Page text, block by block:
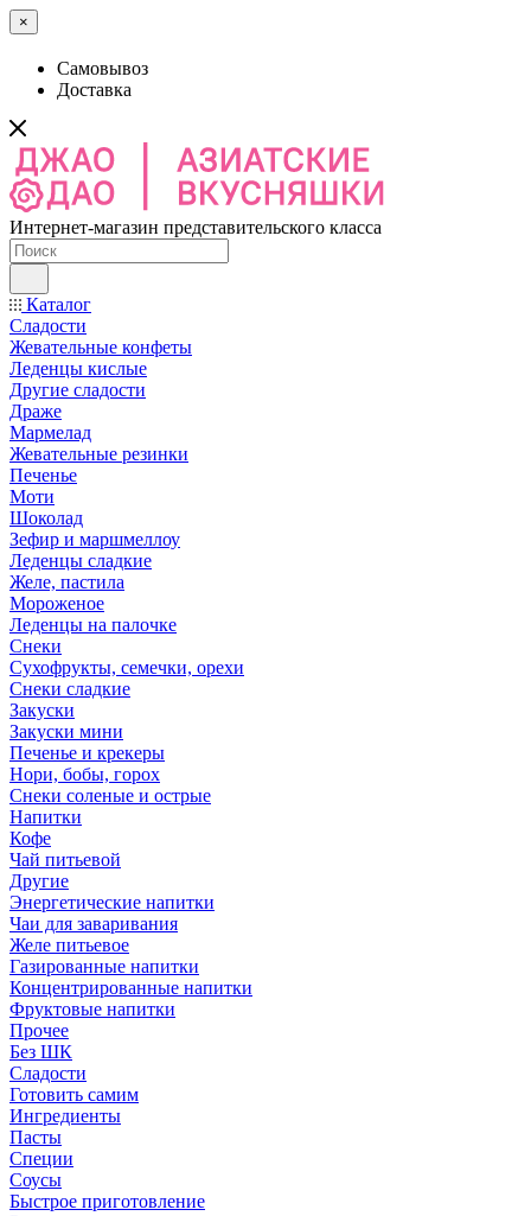
×
Самовывоз
Доставка
Интернет-магазин представительского класса
Каталог
Сладости
Жевательные конфеты
Леденцы кислые
Другие сладости
Драже
Мармелад
Жевательные резинки
Печенье
Моти
Шоколад
Зефир и маршмеллоу
Леденцы сладкие
Желе, пастила
Мороженое
Леденцы на палочке
Снеки
Сухофрукты, семечки, орехи
Снеки сладкие
Закуски
Закуски мини
Печенье и крекеры
Нори, бобы, горох
Снеки соленые и острые
Напитки
Кофе
Чай питьевой
Другие
Энергетические напитки
Чаи для заваривания
Желе питьевое
Газированные напитки
Концентрированные напитки
Фруктовые напитки
Прочее
Без ШК
Сладости
Готовить самим
Ингредиенты
Пасты
Специи
Соусы
Быстрое приготовление